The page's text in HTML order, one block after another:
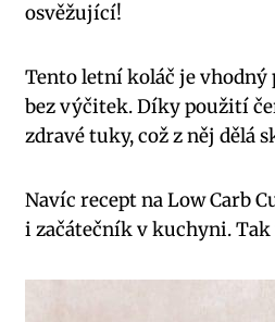
osvěžující!
Tento letní koláč je
bez výčitek. Díky použití
zdravé tuky, což z něj dělá
Navíc recept na Low Carb
i začátečník v kuchyni.